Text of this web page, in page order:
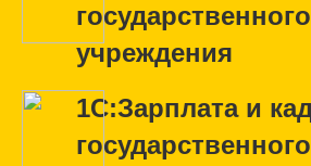
государственного
учреждения
1С:Зарплата и
государственного